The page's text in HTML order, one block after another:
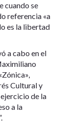
cuando se
referencia «a
es la libertad
a cabo en el
Cultural y
de la
a la